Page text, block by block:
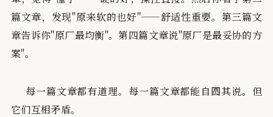
篇文章，发现"原来软的也好"——舒适性重要。第三篇文
章告诉你"原厂最均衡"。第四篇文章说"原厂是最妥协的方
案"。
每一篇文章都有道理。每一篇文章都能自圆其说。但
它们互相矛盾。